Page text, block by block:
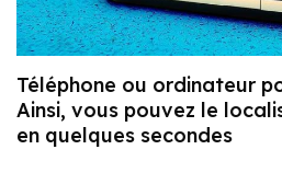
Téléphone ou ordinateur
Ainsi, vous pouvez le
en quelques secondes